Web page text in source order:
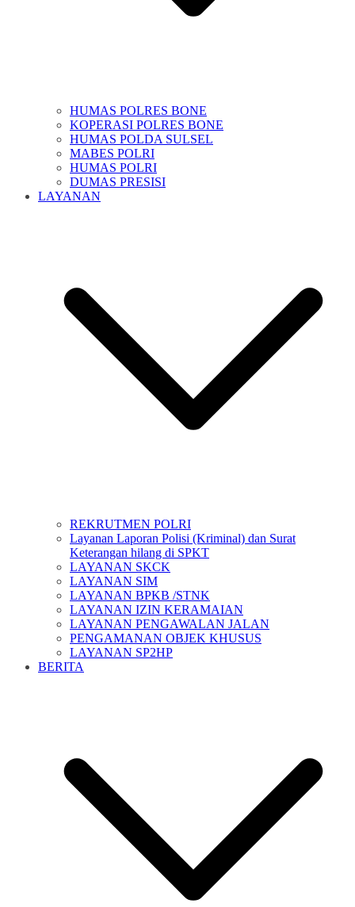
HUMAS POLRES BONE
KOPERASI POLRES BONE
HUMAS POLDA SULSEL
MABES POLRI
HUMAS POLRI
DUMAS PRESISI
LAYANAN
REKRUTMEN POLRI
Layanan Laporan Polisi (Kriminal) dan Surat
Keterangan hilang di SPKT
LAYANAN SKCK
LAYANAN SIM
LAYANAN BPKB /STNK
LAYANAN IZIN KERAMAIAN
LAYANAN PENGAWALAN JALAN
PENGAMANAN OBJEK KHUSUS
LAYANAN SP2HP
BERITA